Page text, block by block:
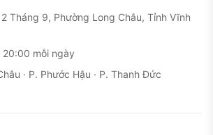
Tháng 9, Phường Long Châu, Tỉnh Vĩnh
mỗi ngày
· P. Phước Hậu · P. Thanh Đức